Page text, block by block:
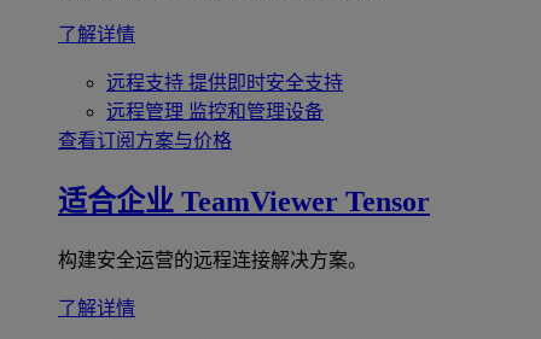
了解详情
远程支持 提供即时安全支持
远程管理 监控和管理设备
查看订阅方案与价格
适合企业 TeamViewer Tensor
构建安全运营的远程连接解决方案。
了解详情